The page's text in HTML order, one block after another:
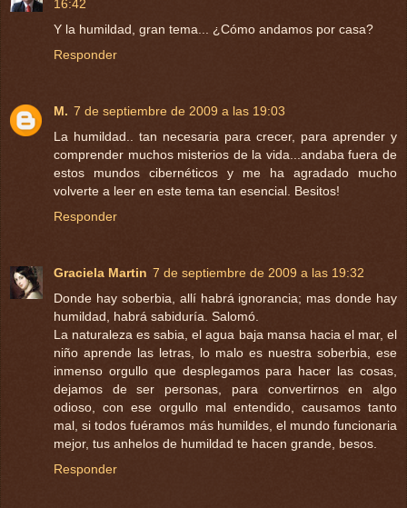
16:42
Y la humildad, gran tema... ¿Cómo andamos por casa?
Responder
M. 7 de septiembre de 2009 a las 19:03
La humildad.. tan necesaria para crecer, para aprender y
comprender muchos misterios de la vida...andaba fuera de
estos mundos cibernéticos y me ha agradado mucho
volverte a leer en este tema tan esencial. Besitos!
Responder
Graciela Martin 7 de septiembre de 2009 a las 19:32
Donde hay soberbia, allí habrá ignorancia; mas donde hay
humildad, habrá sabiduría. Salomó.
La naturaleza es sabia, el agua baja mansa hacia el mar, el
niño aprende las letras, lo malo es nuestra soberbia, ese
inmenso orgullo que desplegamos para hacer las cosas,
dejamos de ser personas, para convertirnos en algo
odioso, con ese orgullo mal entendido, causamos tanto
mal, si todos fuéramos más humildes, el mundo funcionaria
mejor, tus anhelos de humildad te hacen grande, besos.
Responder